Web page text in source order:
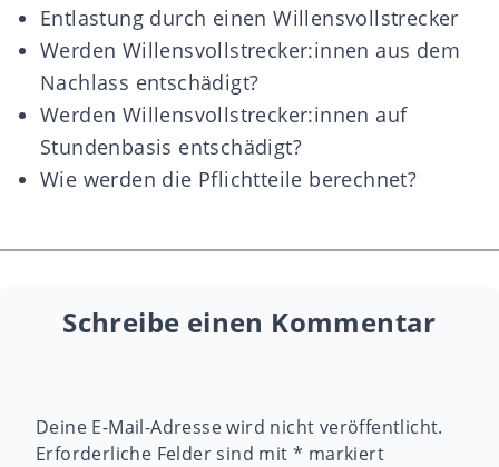
Entlastung durch einen Willensvollstrecker
Werden Willensvollstrecker:innen aus dem
Nachlass entschädigt?
Werden Willensvollstrecker:innen auf
Stundenbasis entschädigt?
Wie werden die Pflichtteile berechnet?
Schreibe einen Kommentar
Deine E-Mail-Adresse wird nicht veröffentlicht.
Erforderliche Felder sind mit * markiert